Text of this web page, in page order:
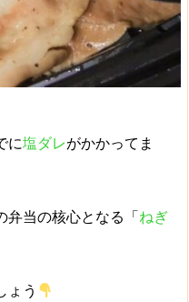
に塩ダレがかかってま
弁当の核心となる「ねぎ
ょう